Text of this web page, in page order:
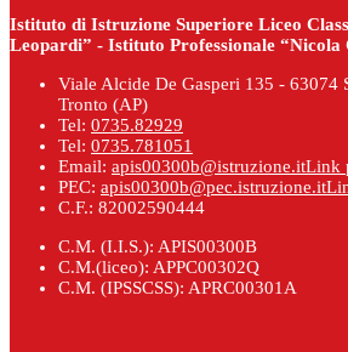
Istituto di Istruzione Superiore Liceo
Leopardi” - Istituto Professionale “Nicola
Viale Alcide De Gasperi 135 - 63074
Tronto (AP)
Tel: 0735.82929
Tel: 0735.781051
Email: apis00300b@istruzione.itLink
PEC: apis00300b@pec.istruzione.it
C.F.: 82002590444
C.M. (I.I.S.): APIS00300B
C.M.(liceo): APPC00302Q
C.M. (IPSSCSS): APRC00301A